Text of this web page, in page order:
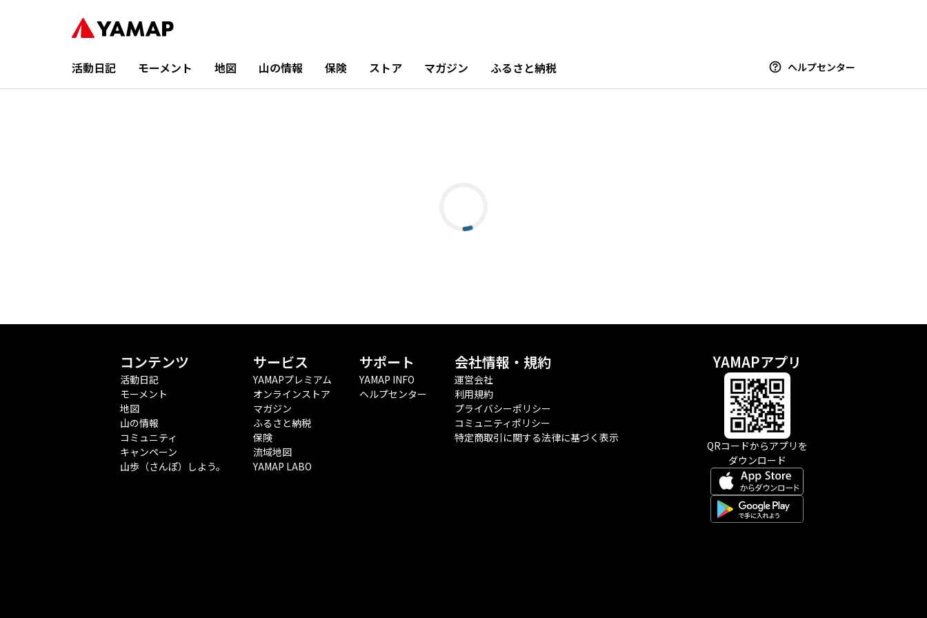
活動日記 モーメント 地図 山の情報 保険 ストア マガジン ふるさと納税 ヘルプセンター
コンテンツ
活動日記
モーメント
地図
山の情報
コミュニティ
キャンペーン
山歩（さんぽ）しよう。
サービス
YAMAPプレミアム
オンラインストア
マガジン
ふるさと納税
保険
流域地図
YAMAP LABO
サポート
YAMAP INFO
ヘルプセンター
会社情報・規約
運営会社
利用規約
プライバシーポリシー
コミュニティポリシー
特定商取引に関する法律に基づく表示
YAMAPアプリ
QRコードからアプリを
ダウンロード